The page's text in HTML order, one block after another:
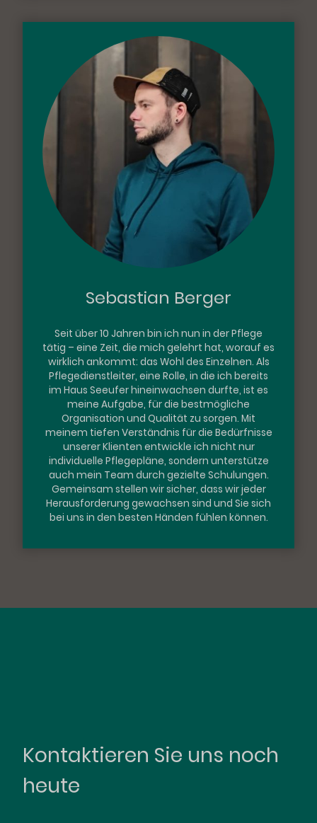
Sebastian Berger
Seit über 10 Jahren bin ich nun in der Pflege
tätig – eine Zeit, die mich gelehrt hat, worauf es
wirklich ankommt: das Wohl des Einzelnen. Als
Pflegedienstleiter, eine Rolle, in die ich bereits
im Haus Seeufer hineinwachsen durfte, ist es
meine Aufgabe, für die bestmögliche
Organisation und Qualität zu sorgen. Mit
meinem tiefen Verständnis für die Bedürfnisse
unserer Klienten entwickle ich nicht nur
individuelle Pflegepläne, sondern unterstütze
auch mein Team durch gezielte Schulungen.
Gemeinsam stellen wir sicher, dass wir jeder
Herausforderung gewachsen sind und Sie sich
bei uns in den besten Händen fühlen können.
Kontaktieren Sie uns noch
heute